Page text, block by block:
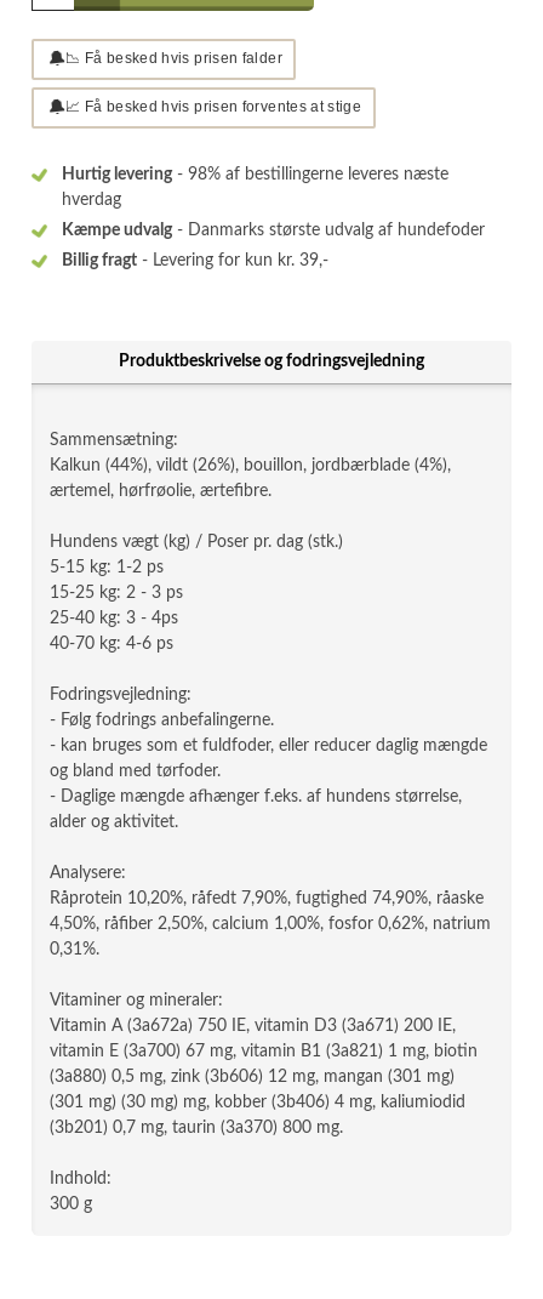
🔔📉 Få besked hvis prisen falder
🔔📈 Få besked hvis prisen forventes at stige
Hurtig levering- 98% af bestillingerne leveres næste
hverdag
Kæmpe udvalg- Danmarks største udvalg af hundefoder
Billig fragt - Levering for kun kr. 39,-
Produktbeskrivelse og fodringsvejledning
Sammensætning:
Kalkun (44%), vildt (26%), bouillon, jordbærblade (4%),
ærtemel, hørfrøolie, ærtefibre.
Hundens vægt (kg) / Poser pr. dag (stk.)
5-15 kg: 1-2 ps
15-25 kg: 2 - 3 ps
25-40 kg: 3 - 4ps
40-70 kg: 4-6 ps
Fodringsvejledning:
- Følg fodrings anbefalingerne.
- kan bruges som et fuldfoder, eller reducer daglig mængde
og bland med tørfoder.
- Daglige mængde afhænger f.eks. af hundens størrelse,
alder og aktivitet.
Analysere:
Råprotein 10,20%, råfedt 7,90%, fugtighed 74,90%, råaske
4,50%, råfiber 2,50%, calcium 1,00%, fosfor 0,62%, natrium
0,31%.
Vitaminer og mineraler:
Vitamin A (3a672a) 750 IE, vitamin D3 (3a671) 200 IE,
vitamin E (3a700) 67 mg, vitamin B1 (3a821) 1 mg, biotin
(3a880) 0,5 mg, zink (3b606) 12 mg, mangan (301 mg)
(301 mg) (30 mg) mg, kobber (3b406) 4 mg, kaliumiodid
(3b201) 0,7 mg, taurin (3a370) 800 mg.
Indhold:
300 g